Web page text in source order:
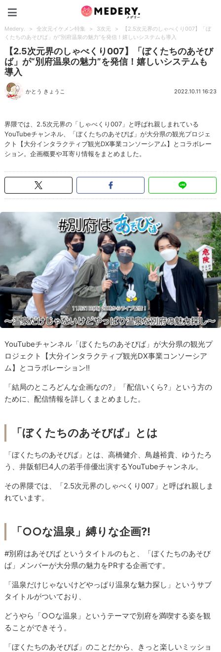
Medery. > 全次元イケメン特集 > 3次元 >
【2.5次元界のしゃべくり007】「ぼ
くたちのあそびば」が“別府温泉の魅力”を発信！嬉しいシステムも導入
【2.5次元界のしゃべくり007】「ぼくたちのあそび
ば」が“別府温泉の魅力”を発信！嬉しいシステムも
導入
かとう きょうこ 2022.10.11 16:23
界隈では、2.5次元界の「しゃべくり007」と呼ばれ親しまれている
YouTubeチャンネル、「ぼくたちのあそびば」が大分県の観光プロジェ
クト【大分インタラクティブ観光DX事業コンソーシアム】とコラボレー
ション。企画概要や耳寄り情報をまとめました。
YouTubeチャンネル「ぼくたちのあそびば」が大分県の観光プ
ロジェクト
【大分インタラクティブ観光DX事業コンソーシア
ム】
とコラボレーション!!
「結局のところどんな企画なの?」「配信いくら?」という方の
ために、配信情報を詳しくまとめました。
「ぼくたちのあそびば」とは
「ぼくたちのあそびば」とは、高橋健介、鳥越裕貴、ゆうたろ
う、井阪郁巳4人の若手俳優出演するYouTubeチャンネル。
その界隈では、「2.5次元界のしゃべくり007」と呼ばれ親しま
れています。
「○○な温泉」縛りな企画?!
#別府はあそびば というタイトルのもと、「ぼくたちのあそび
ば」メンバーが大分県の魅力をPRする企画です。
「温泉だけじゃないけどやっぱり温泉な魅力探し」というサブ
タイトルがついており、
どうやら「○○な温泉」というテーマで別府を満喫する姿を観
ることができそう。
「ぼくたちのあそびば」のことだから、きっと楽しいミッショ